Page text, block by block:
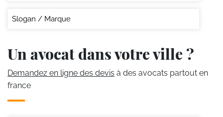
Slogan / Marque
Un avocat dans votre ville ?
Demandez en ligne des devis à des avocats partout en
france